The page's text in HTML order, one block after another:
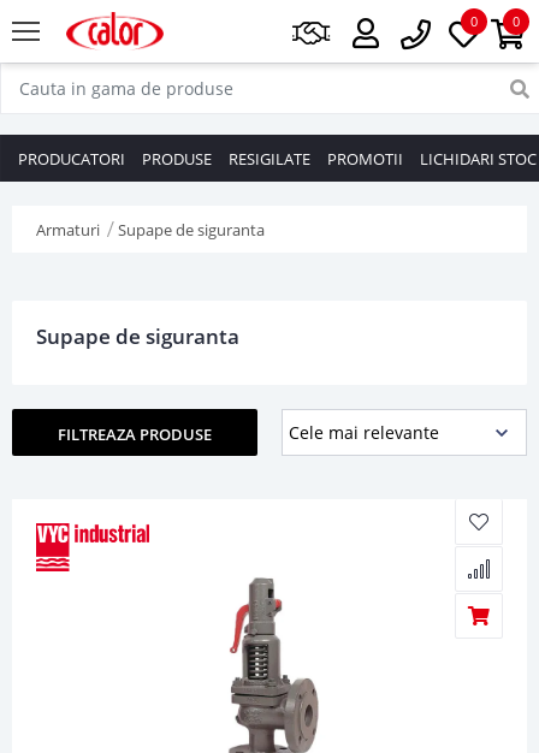
0
0
PRODUCATORI PRODUSE RESIGILATE PROMOTII LICHIDARI STOC
Armaturi Supape de siguranta
Supape de siguranta
FILTREAZA PRODUSE